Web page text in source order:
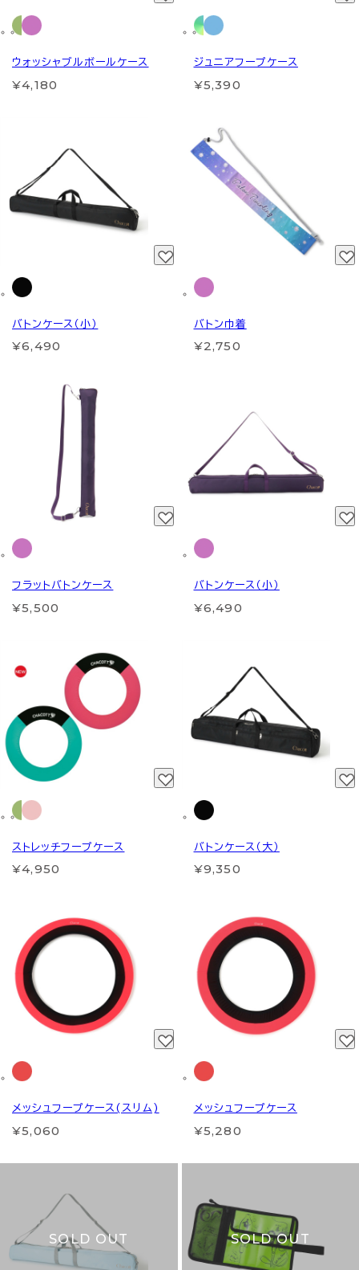
ウォッシャブルボールケース
¥4,180
ジュニアフープケース
¥5,390
バトンケース（小）
¥6,490
バトン巾着
¥2,750
フラットバトンケース
¥5,500
バトンケース（小）
¥6,490
ストレッチフープケース
¥4,950
バトンケース（大）
¥9,350
メッシュフープケース(スリム)
¥5,060
メッシュフープケース
¥5,280
SOLD OUT SOLD OUT